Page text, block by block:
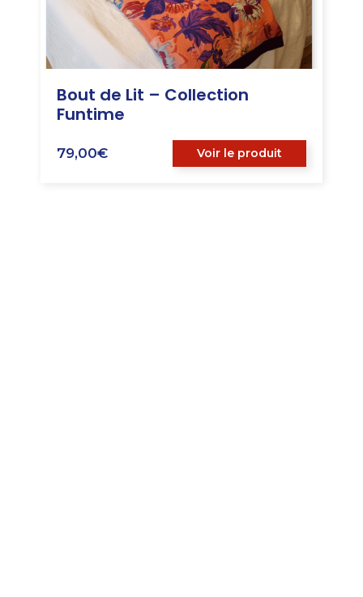
Bout de Lit – Collection
Funtime
79,00€ Voir le produit